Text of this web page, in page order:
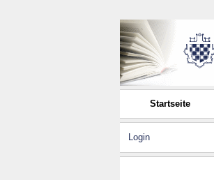
Startseite
Login